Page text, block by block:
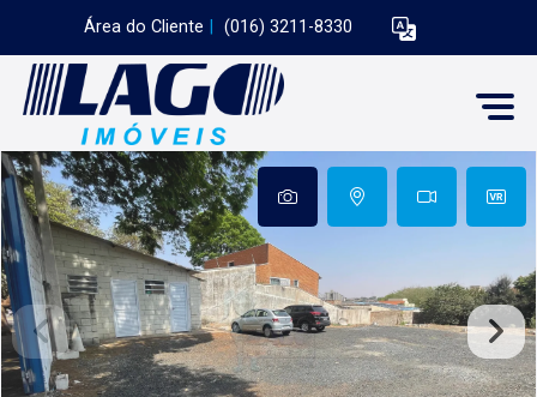
Área do Cliente (016) 3211-8330